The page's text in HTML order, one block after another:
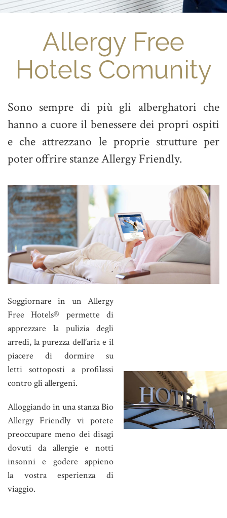
Allergy Free
Hotels Comunity
Sono sempre di più gli alberghatori che
hanno a cuore il benessere dei propri ospiti
e che attrezzano le proprie strutture per
poter offrire stanze Allergy Friendly.
Soggiornare in un Allergy
Free Hotels® permette di
apprezzare la pulizia degli
arredi, la purezza dell’aria e il
piacere di dormire su
letti sottoposti a profilassi
contro gli allergeni.
Alloggiando in una stanza Bio
Allergy Friendly vi potete
preoccupare meno dei disagi
dovuti da allergie e notti
insonni e godere appieno
la vostra esperienza di
viaggio.